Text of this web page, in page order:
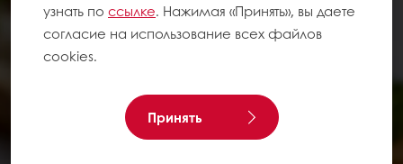
узнать по ссылке. Нажимая «Принять», вы даете
согласие на использование всех файлов
cookies.
Принять